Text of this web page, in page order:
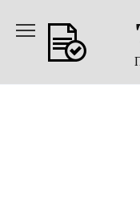
содержанию